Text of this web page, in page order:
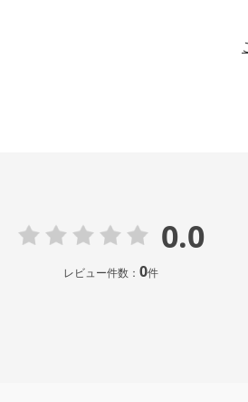
0.0
レビュー件数： 0件